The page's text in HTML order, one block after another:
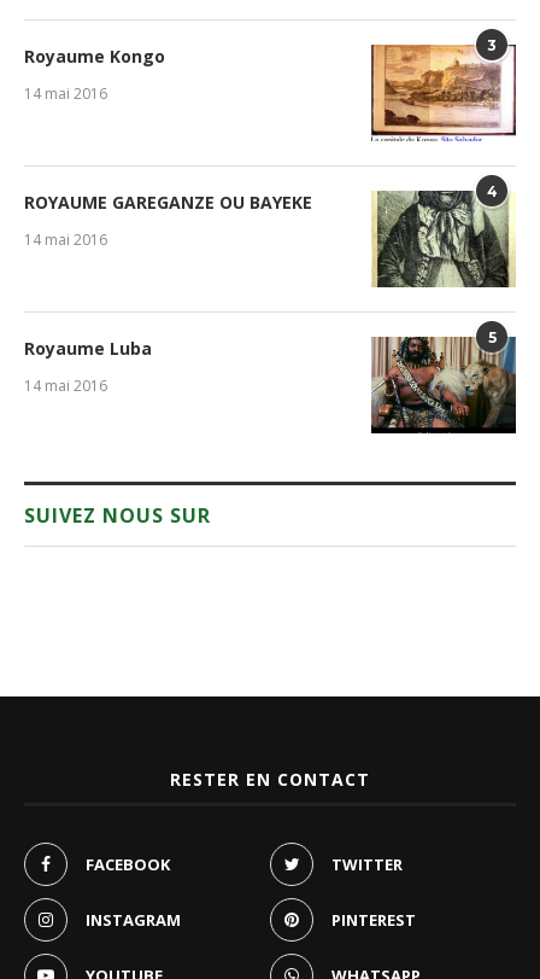
3
Royaume Kongo
14 mai 2016
4
ROYAUME GAREGANZE OU BAYEKE
14 mai 2016
5
Royaume Luba
14 mai 2016
SUIVEZ NOUS SUR
RESTER EN CONTACT
FACEBOOK TWITTER
INSTAGRAM PINTEREST